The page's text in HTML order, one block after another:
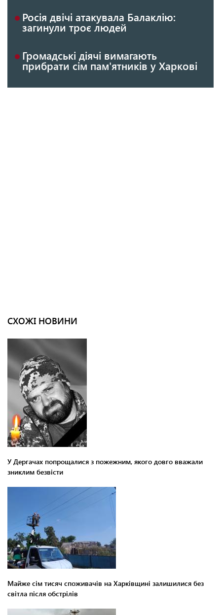
Росія двічі атакувала Балаклію:
загинули троє людей
Громадські діячі вимагають
прибрати сім пам'ятників у Харкові
СХОЖІ НОВИНИ
У Дергачах попрощалися з пожежним, якого довго вважали
зниклим безвісти
Майже сім тисяч споживачів на Харківщині залишилися без
світла після обстрілів